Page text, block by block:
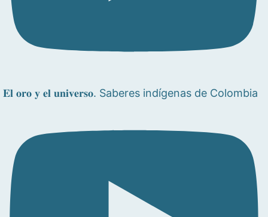
𝐄𝐥 𝐨𝐫𝐨 𝐲 𝐞𝐥 𝐮𝐧𝐢𝐯𝐞𝐫𝐬𝐨. Saberes indígenas de Colombia